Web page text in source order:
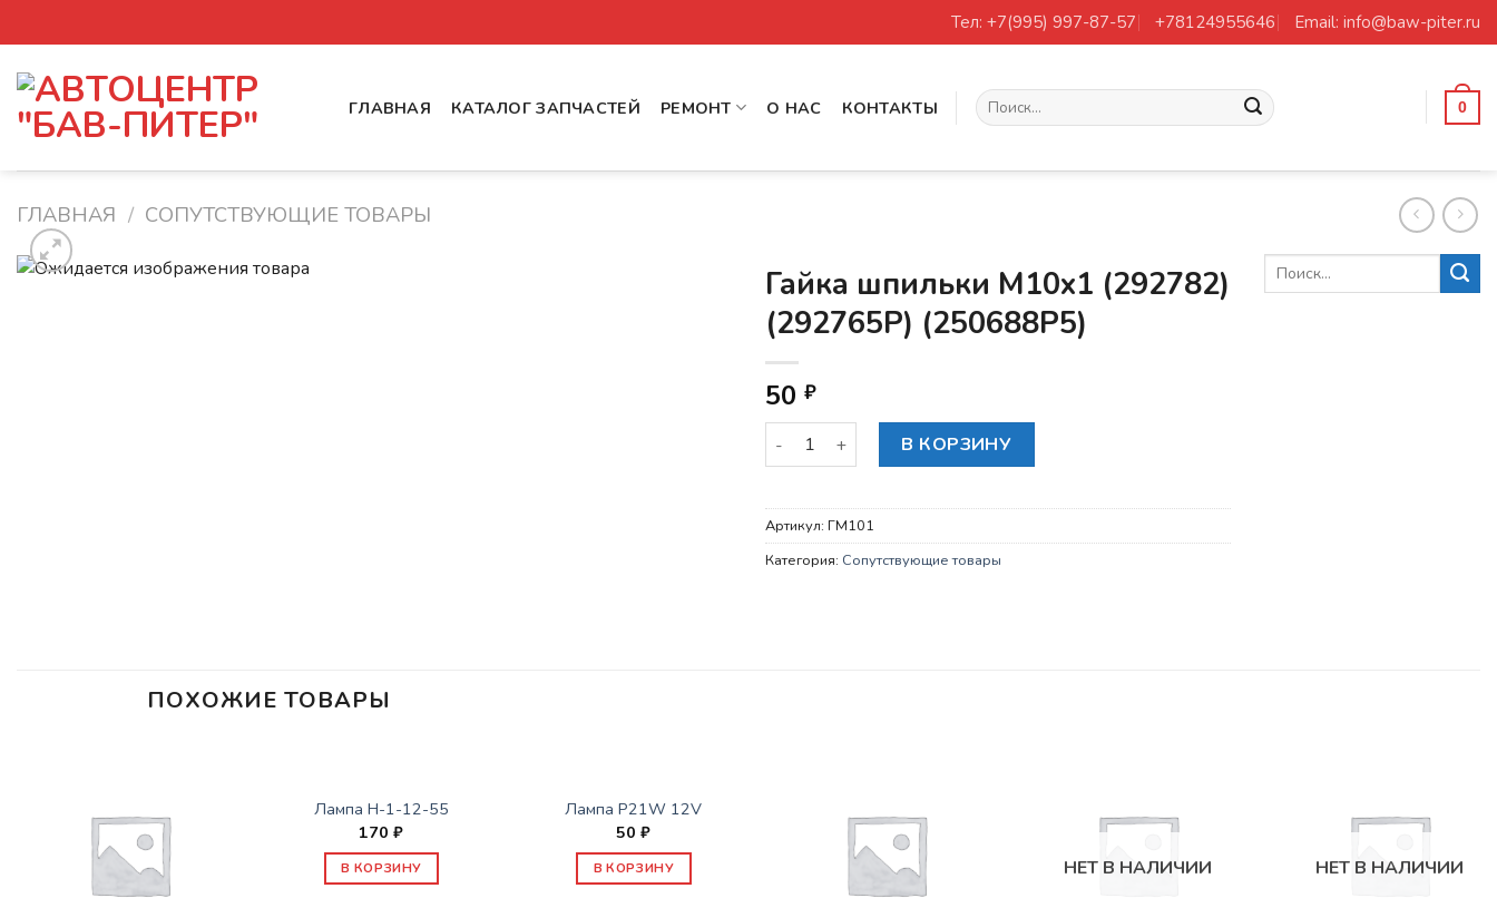
to
content
Тел: +7(995) 997-87-57 +78124955646 Email: info@baw-piter.ru
ГЛАВНАЯ КАТАЛОГ ЗАПЧАСТЕЙ РЕМОНТ О НАС КОНТАКТЫ Искать: 0
ГЛАВНАЯ / СОПУТСТВУЮЩИЕ ТОВАРЫ
Гайка шпильки М10х1 (292782)
(292765P) (250688P5)
50 ₽
Количество товара Гайка шпильки М10х1 (292782) (292765P) (250688P5)
В КОРЗИНУ
Артикул: ГМ101
Категория: Сопутствующие товары
ПОХОЖИЕ ТОВАРЫ
Лампа H-1-12-55
170₽
В КОРЗИНУ
Лампа P21W 12V
50₽
В КОРЗИНУ НЕТ В НАЛИЧИИ НЕТ В НАЛИЧИИ